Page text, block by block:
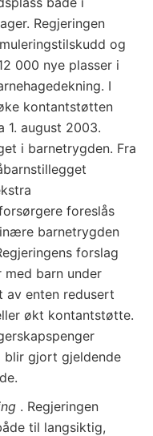
Regjeringen
og
000 nye plasser i
I
kontantstøtten
1. august 2003.
i barnetrygden. Fra
foreslås
barnetrygden
forslag
barn under
enten redusert
økt kontantstøtte.
blir gjort gjeldende
. Regjeringen
til langsiktig,